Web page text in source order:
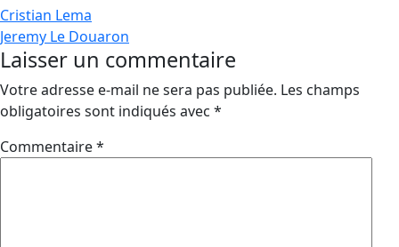
Navigation
de
l’article
Cristian Lema
Jeremy Le Douaron
Laisser un commentaire
Votre adresse e-mail ne sera pas publiée. Les champs
obligatoires sont indiqués avec *
Commentaire*